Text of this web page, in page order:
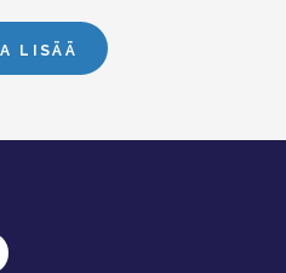
LISÄÄ
LinkedInissä